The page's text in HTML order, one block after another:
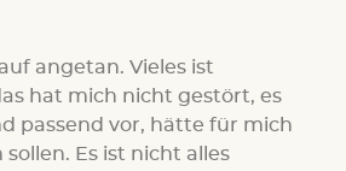
angetan. Vieles ist
hat mich nicht gestört, es
passend vor, hätte für mich
Es ist nicht alles